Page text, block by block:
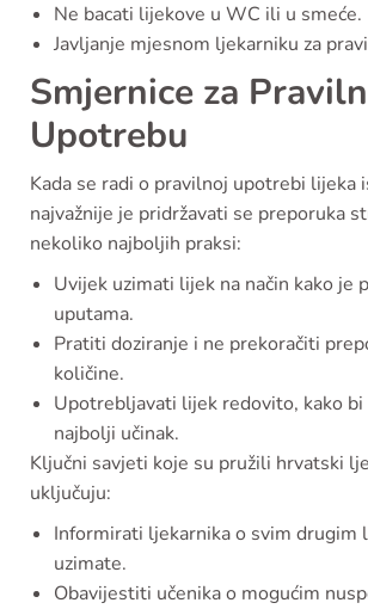
Ne bacati lijekove u WC ili u smeće.
Javljanje mjesnom ljekarniku za
Smjernice za
Upotrebu
Kada se radi o pravilnoj upotrebi lijeka
najvažnije je pridržavati se preporuka
nekoliko najboljih praksi:
Uvijek uzimati lijek na način kako je
uputama.
Pratiti doziranje i ne prekoračiti
količine.
Upotrebljavati lijek redovito, kako bi
najbolji učinak.
Ključni savjeti koje su pružili hrvatski
uključuju:
Informirati ljekarnika o svim drugim
uzimate.
Obavijestiti učenika o mogućim